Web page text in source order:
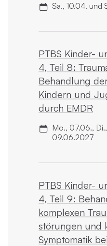
Sa., 10.04. und
PTBS Kinder-
4, Teil 8:
Behandlung
Kindern und
durch EMDR
Mo., 07.06.,
09.06.2027
PTBS Kinder-
4, Teil 9:
komplexen
störungen und
Symptomatik